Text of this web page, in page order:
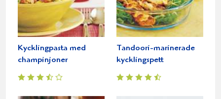
Kycklingpasta med
champinjoner
Tandoori-marinerade
kycklingspett